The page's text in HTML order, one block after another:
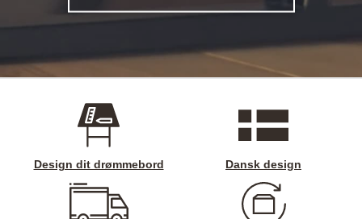
Design dit drømmebord Dansk design